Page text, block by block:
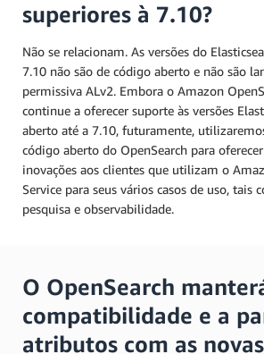
superiores à 7.10?
Não se relacionam. As versões do
7.10 não são de código aberto e não são
permissiva ALv2. Embora o Amazon
continue a oferecer suporte às versões
aberto até a 7.10, futuramente,
código aberto do OpenSearch para
inovações aos clientes que utilizam o
Service para seus vários casos de uso, tais
pesquisa e observabilidade.
O OpenSearch
compatibilidade e a
atributos com as